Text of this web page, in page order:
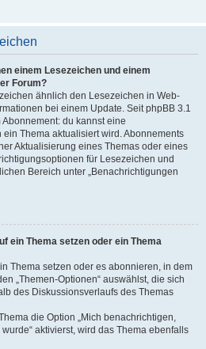
einem Lesezeichen und einem
Forum?
ähnlich den Lesezeichen in Web-
bei einem Update. Seit phpBB 3.1
du kannst eine
Thema aktualisiert wird. Abonnements
Aktualisierung eines Themas oder eines
für Lesezeichen und
Bereich unter „Benachrichtigungen
ein Thema setzen oder ein Thema
Thema setzen oder es abonnieren, in dem
„Themen-Optionen“ auswählst, die sich
des Diskussionsverlaufs des Themas
die Option „Mich benachrichtigen,
aktivierst, wird das Thema ebenfalls